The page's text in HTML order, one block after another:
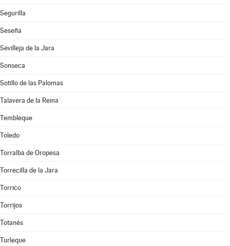
Segurilla
Seseña
Sevilleja de la Jara
Sonseca
Sotillo de las Palomas
Talavera de la Reina
Tembleque
Toledo
Torralba de Oropesa
Torrecilla de la Jara
Torrico
Torrijos
Totanés
Turleque